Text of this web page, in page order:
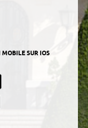
SUR IOS